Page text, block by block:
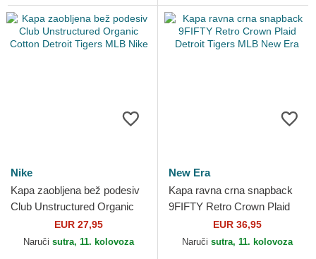
Nike
Kapa zaobljena bež podesiv
Club Unstructured Organic
Cotton Detroit Tigers MLB
Nike
EUR 27,95
Naruči sutra, 11. kolovoza
New Era
Kapa ravna crna snapback
9FIFTY Retro Crown Plaid
Detroit Tigers MLB New Era
EUR 36,95
Naruči sutra, 11. kolovoza